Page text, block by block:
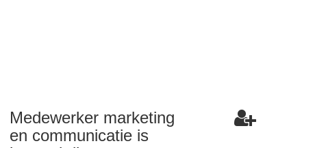
Medewerker marketing
en communicatie is